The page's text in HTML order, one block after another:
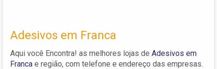
Adesivos em Franca
Aqui você Encontra! as melhores lojas de Adesivos em
Franca e região, com telefone e endereço das empresas.